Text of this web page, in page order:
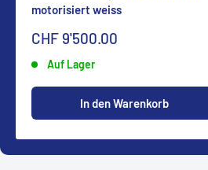
motorisiert weiss
Sonderpreis
CHF 9'500.00
Auf Lager
In den Warenkorb